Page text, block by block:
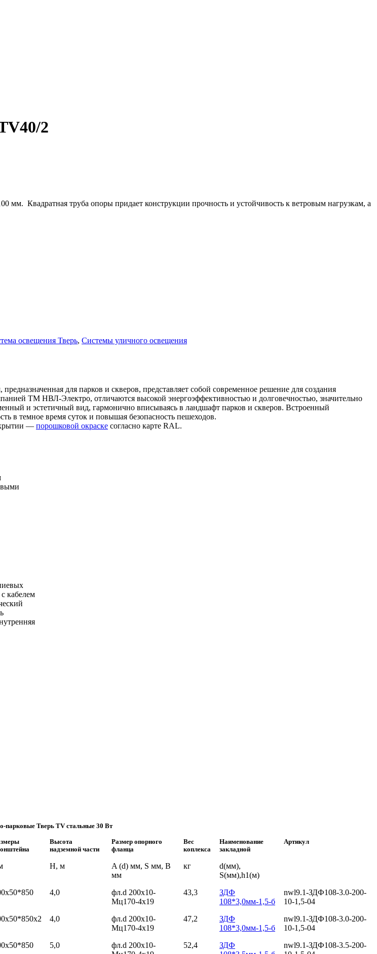
2
мм. Квадратная труба опоры придает конструкции прочность и устойчивость к ветровым нагрузкам, а
освещения Тверь, Системы уличного освещения
для парков и скверов, представляет собой современное решение для создания
ТМ НВЛ-Электро, отличаются высокой энергоэффективностью и долговечностью, значительно
и эстетичный вид, гармонично вписываясь в ландшафт парков и скверов. Встроенный
в темное время суток и повышая безопасность пешеходов.
— порошковой окраске согласно карте RAL.
кабелем
парковые Тверь TV стальные 30 Вт
Высота
надземной части
Размер опорного
фланца
Вес
коплекса
Наименование
закладной
Артикул
H, м
A (d) мм, S мм, B
мм
кг
d(мм),
S(мм),h1(м)
4,0
фл.d 200х10-
Мц170-4х19
43,3
ЗДФ
108*3,0мм-1,5-б
nwl9.1-ЗДФ108-3.0-200-
10-1,5-04
4,0
фл.d 200х10-
Мц170-4х19
47,2
ЗДФ
108*3,0мм-1,5-б
nwl9.1-ЗДФ108-3.0-200-
10-1,5-04
5,0
фл.d 200х10-
52,4
ЗДФ
nwl9.1-ЗДФ108-3.5-200-